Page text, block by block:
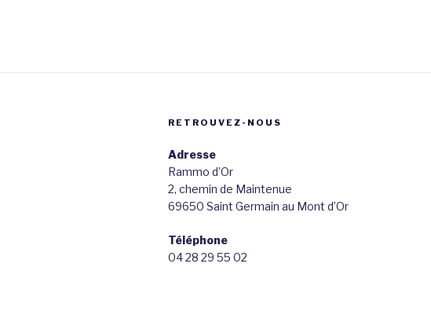
RETROUVEZ-NOUS
Adresse
Rammo d’Or
2, chemin de Maintenue
69650 Saint Germain au Mont d’Or
Téléphone
04 28 29 55 02